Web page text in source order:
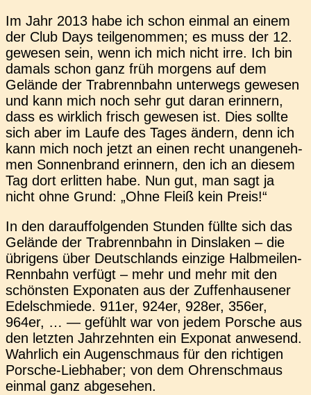
Im Jahr 2013 habe ich schon einmal an einem
der Club Days teil­ge­nom­men; es muss der 12.
gewe­sen sein, wenn ich mich nicht irre. Ich bin
damals schon ganz früh mor­gens auf dem
Gelän­de der Trab­renn­bahn unter­wegs gewe­sen
und kann mich noch sehr gut daran erin­nern,
dass es wirk­lich frisch gewe­sen ist. Dies sollte
sich aber im Laufe des Tages ändern, denn ich
kann mich noch jetzt an einen recht unan­ge­neh­
men Son­nen­brand erin­nern, den ich an diesem
Tag dort erlit­ten habe. Nun gut, man sagt ja
nicht ohne Grund: „Ohne Fleiß kein Preis!“
In den dar­auf­fol­gen­den Stun­den füllte sich das
Gelän­de der Trab­renn­bahn in Dins­la­ken – die
übri­gens über Deutsch­lands ein­zi­ge Halb­mei­len-
Renn­bahn ver­fügt – mehr und mehr mit den
schöns­ten Expo­na­ten aus der Zuffen­hau­se­ner
Edel­schmie­de. 911er, 924er, 928er, 356er,
964er, … — gefühlt war von jedem Por­sche aus
den letz­ten Jahr­zehn­ten ein Expo­nat anwe­send.
Wahr­lich ein Augen­schmaus für den rich­ti­gen
Por­sche-Lieb­ha­ber; von dem Ohren­schmaus
einmal ganz abgesehen.